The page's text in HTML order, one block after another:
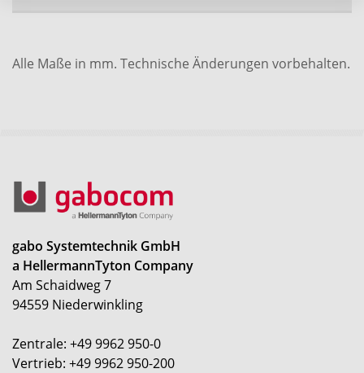
Alle Maße in mm. Technische Änderungen vorbehalten.
gabo Systemtechnik GmbH
a HellermannTyton Company
Am Schaidweg 7
94559 Niederwinkling
Zentrale: +49 9962 950-0
Vertrieb: +49 9962 950-200